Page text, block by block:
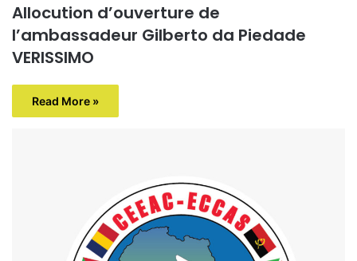
Allocution d’ouverture de
l’ambassadeur Gilberto da Piedade
VERISSIMO
Read More »